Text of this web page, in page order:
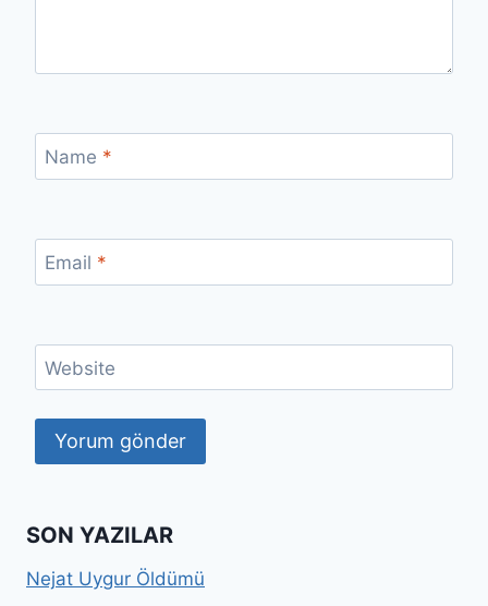
Name *
Email *
Website
SON YAZILAR
Nejat Uygur Öldümü